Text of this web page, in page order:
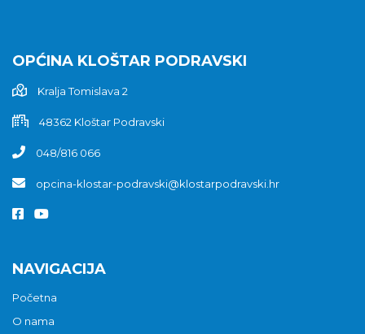
OPĆINA KLOŠTAR PODRAVSKI
Kralja Tomislava 2
48362 Kloštar Podravski
048/816 066
opcina-klostar-podravski@klostarpodravski.hr
NAVIGACIJA
Početna
O nama